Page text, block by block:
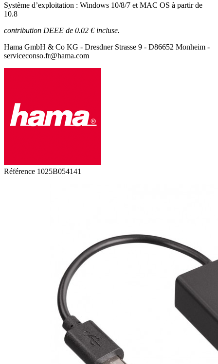
Système d’exploitation : Windows 10/8/7 et MAC OS à partir de
10.8
contribution DEEE de 0.02 € incluse.
Hama GmbH & Co KG - Dresdner Strasse 9 - D86652 Monheim -
serviceconso.fr@hama.com
Référence 1025B054141